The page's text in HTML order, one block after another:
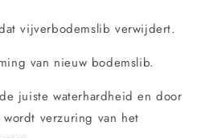
vijverbodemslib verwijdert.
van nieuw bodemslib.
juiste waterhardheid en door
verzuring van het